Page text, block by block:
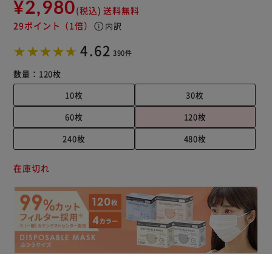
¥2,980(税込) 送料無料
29ポイント （1倍） info 内訳
4.62 390件
数量： 120枚
10枚
30枚
60枚
120枚
240枚
480枚
在庫切れ